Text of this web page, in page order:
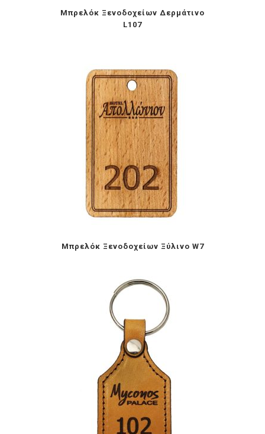
Μπρελόκ Ξενοδοχείων Δερμάτινο
L107
Mπρελόκ Ξενοδοχείων Ξύλινο W7